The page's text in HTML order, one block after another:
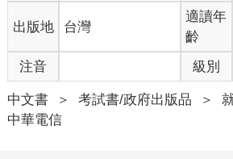
出版地 台灣
適讀年
齡
注音 級別
中文書 ＞ 考試書/政府出版品 ＞
中華電信